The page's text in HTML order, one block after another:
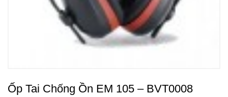
Ốp Tai Chống Ồn EM 105 – BVT0008